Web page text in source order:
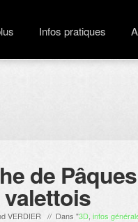
Infos pratiques
de
valettois
VERDIER // Dans "3D infos